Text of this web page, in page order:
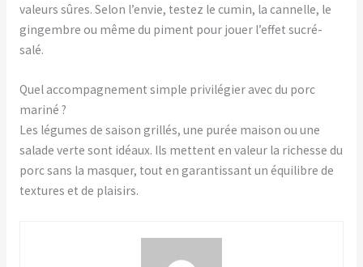
valeurs sûres. Selon l’envie, testez le cumin, la cannelle, le
gingembre ou même du piment pour jouer l’effet sucré-
salé.
Quel accompagnement simple privilégier avec du porc
mariné ?
Les légumes de saison grillés, une purée maison ou une
salade verte sont idéaux. Ils mettent en valeur la richesse du
porc sans la masquer, tout en garantissant un équilibre de
textures et de plaisirs.